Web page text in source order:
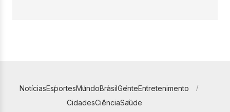
NotíciasEsportesMundoBrasilGenteEntretenimento
CidadesCiênciaSaúde